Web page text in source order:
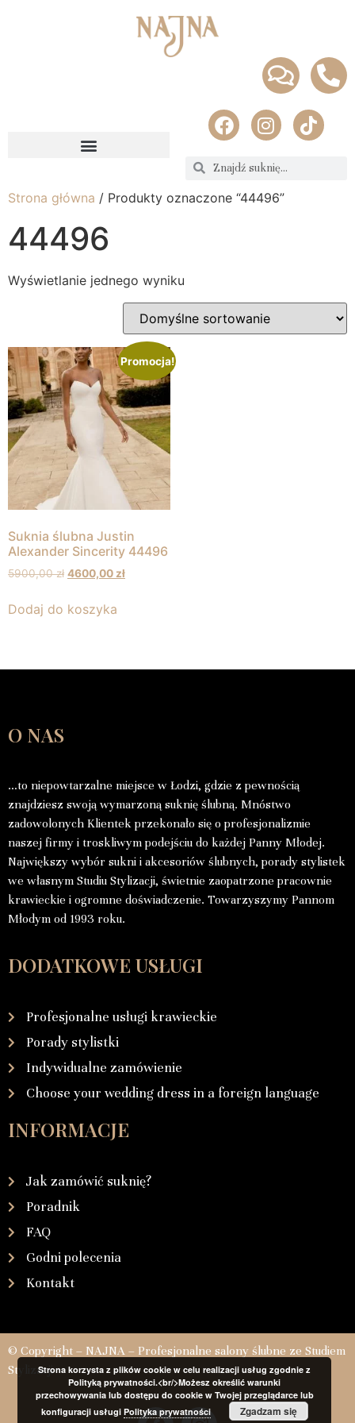
Strona główna / Produkty oznaczone “44496”
44496
Wyświetlanie jednego wyniku
Promocja!
Suknia ślubna Justin
Alexander Sincerity 44496
5900,00zł 4600,00zł
Dodaj do koszyka
O NAS
…to niepowtarzalne miejsce w Łodzi, gdzie z pewnością
znajdziesz swoją wymarzoną suknię ślubną. Mnóstwo
zadowolonych Klientek przekonało się o profesjonalizmie
naszej firmy i troskliwym podejściu do każdej Panny Młodej.
Największy wybór sukni i akcesoriów ślubnych, porady stylistek
we własnym Studiu Stylizacji, świetnie zaopatrzone pracownie
krawieckie i ogromne doświadczenie. Towarzyszymy Pannom
Młodym od 1993 roku.
DODATKOWE USŁUGI
Profesjonalne usługi krawieckie
Porady stylistki
Indywidualne zamówienie
Choose your wedding dress in a foreign language
INFORMACJE
Jak zamówić suknię?
Poradnik
FAQ
Godni polecenia
Kontakt
© Copyright – NAJNA – Profesjonalne salony ślubne ze Studiem
StylizacjiStrona korzysta z plików cookie w celu realizacji usług zgodnie z
Polityką prywatności.<br/>Możesz określić warunki
przechowywania lub dostępu do cookie w Twojej przeglądarce lub
konfiguracji usługi Polityka prywatności Zgadzam się